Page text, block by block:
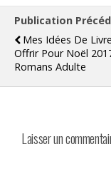
Publication
Mes Idées De
Offrir Pour Noël
Romans Adulte
Laisser un